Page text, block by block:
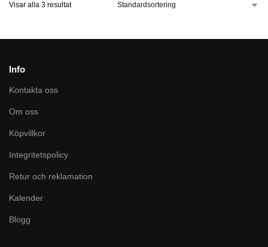
Visar alla 3 resultat
Info
Kontakta oss
Om oss
Köpvillkor
Integritetspolicy
Retur och reklamation
Kalender
Blogg